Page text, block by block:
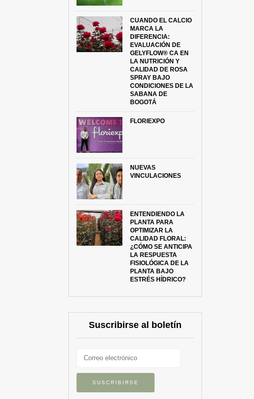
CUANDO EL CALCIO
MARCA LA
DIFERENCIA:
EVALUACIÓN DE
GELYFLOW® CA EN
LA NUTRICIÓN Y
CALIDAD DE ROSA
SPRAY BAJO
CONDICIONES DE LA
SABANA DE
BOGOTÁ
FLORIEXPO
NUEVAS
VINCULACIONES
ENTENDIENDO LA
PLANTA PARA
OPTIMIZAR LA
CALIDAD FLORAL:
¿CÓMO SE ANTICIPA
LA RESPUESTA
FISIOLÓGICA DE LA
PLANTA BAJO
ESTRÉS HÍDRICO?
Suscribirse al boletín